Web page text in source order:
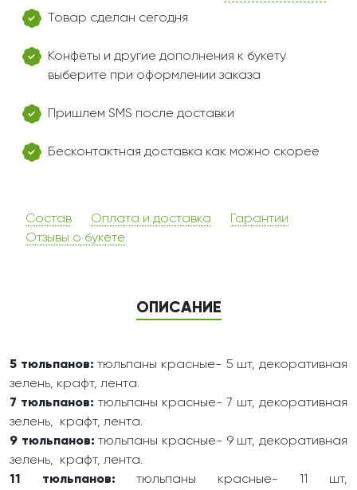
Товар сделан сегодня
Конфеты и другие дополнения к букету
выберите при оформлении заказа
Пришлем SMS после доставки
Бесконтактная доставка как можно скорее
Состав Оплата и доставка
Гарантии
Отзывы о букете
ОПИСАНИЕ
5 тюльпанов: тюльпаны красные- 5 шт, декоративная
зелень, крафт, лента.
7 тюльпанов: тюльпаны красные- 7 шт, декоративная
зелень, крафт, лента.
9 тюльпанов: тюльпаны красные- 9 шт, декоративная
зелень, крафт, лента.
11 тюльпанов: тюльпаны красные- 11 шт,